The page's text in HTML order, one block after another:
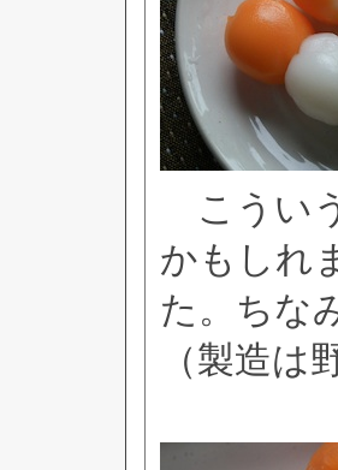
こうい
かもしれ
た。ちな
（製造は